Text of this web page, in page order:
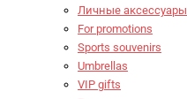
Личные аксессуары
For promotions
Sports souvenirs
Umbrellas
VIP gifts